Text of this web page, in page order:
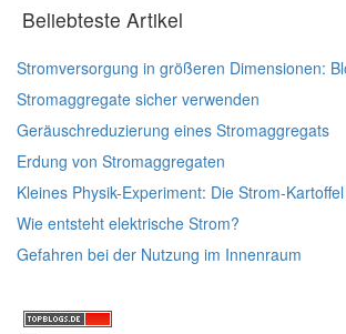
Beliebteste Artikel
Stromversorgung in größeren Dimensionen:
Stromaggregate sicher verwenden
Geräuschreduzierung eines Stromaggregats
Erdung von Stromaggregaten
Kleines Physik-Experiment: Die Strom-Kartoffel
Wie entsteht elektrische Strom?
Gefahren bei der Nutzung im Innenraum